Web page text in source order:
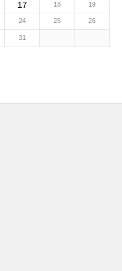
17 18 19
24 25 26
31